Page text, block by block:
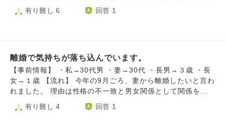
係もなくそれだけです。今まで一度も他の男性と二人で会う
ことすらなかったので、旦那さんとしてはそこには好意があ
も愛されていましたし私も愛していました。それなのになん
でこんなことをしてしまったのか…とても後悔しました。
そこからは旦那さんのメンタルがものすごく不安定になり今
まで見たことのない程の涙を見たり、怒り狂ったり、愛して
に旦那さんの気持ちは怒りが増していくばかりでした。冷静
有り難し 6 回答 1
離婚で気持ちが落ち込んでいます。
【事前情報】 ・私→30代男 ・妻→30代 ・長男→３歳 ・長
女→１歳 【流れ】 今年の9月ごろ、妻から離婚したいと言わ
れました。 理由は性格の不一致と男女関係として関係を保
つことが難しいからだそうです。 私は不貞行為に該当する
行為はしていません。 また、子ども二人の親権は私が取得
有り難し 4 回答 1